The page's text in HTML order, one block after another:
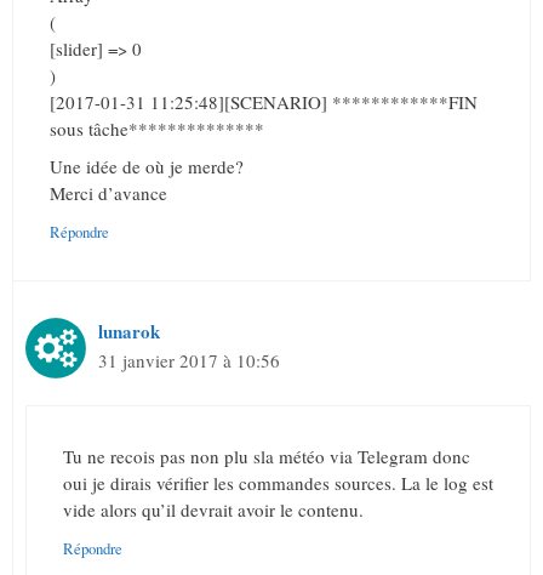
(
[slider] => 0
)
[2017-01-31 11:25:48][SCENARIO] ************FIN
sous tâche**************
Une idée de où je merde?
Merci d’avance
Répondre
lunarok
31 janvier 2017 à 10:56
Tu ne recois pas non plu sla météo via Telegram donc
oui je dirais vérifier les commandes sources. La le log est
vide alors qu’il devrait avoir le contenu.
Répondre